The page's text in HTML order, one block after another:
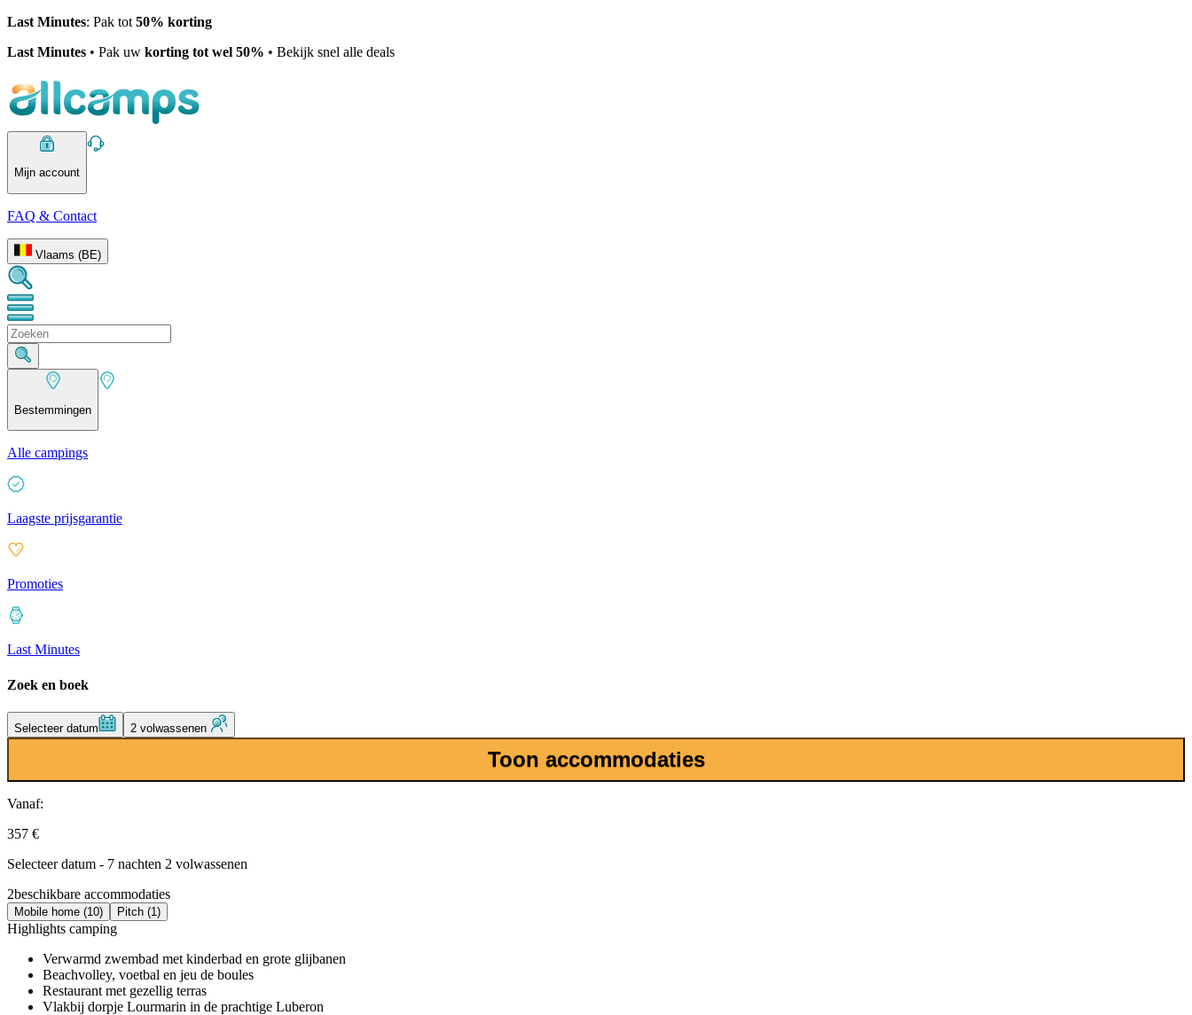
Last Minutes: Pak tot 50% korting
Last Minutes • Pak uw korting tot wel 50% • Bekijk snel alle deals
Mijn account
FAQ & Contact
Vlaams (BE)
Bestemmingen
Alle campings
Laagste prijsgarantie
Promoties
Last Minutes
Zoek en boek
Selecteer datum 2 volwassenen
Toon accommodaties
Vanaf:
357 €
Selecteer datum - 7 nachten 2 volwassenen
2beschikbare accommodaties
Mobile home (10) Pitch (1)
Highlights camping
Verwarmd zwembad met kinderbad en grote glijbanen
Beachvolley, voetbal en jeu de boules
Restaurant met gezellig terras
Vlakbij dorpje Lourmarin in de prachtige Luberon